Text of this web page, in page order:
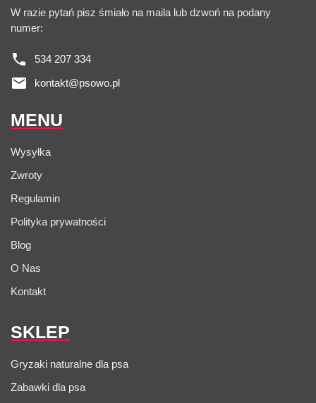
W razie pytań pisz śmiało na maila lub dzwoń na podany
numer:
534 207 334
kontakt@psowo.pl
MENU
Wysyłka
Zwroty
Regulamin
Polityka prywatności
Blog
O Nas
Kontakt
SKLEP
Gryzaki naturalne dla psa
Zabawki dla psa